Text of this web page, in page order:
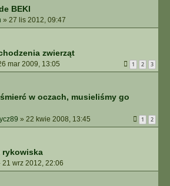
BEKI
» 27 lis 2012, 09:47
zwierząt
mar 2009, 13:05 1 2 3
śmierć w oczach, musieliśmy go
» 22 kwie 2008, 13:45 1 2
rykowiska
21 wrz 2012, 22:06